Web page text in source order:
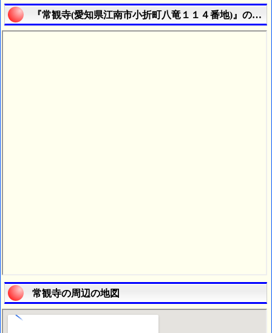
『常観寺(愛知県江南市小折町八竜１１４番地)』の航
常観寺の周辺の地図